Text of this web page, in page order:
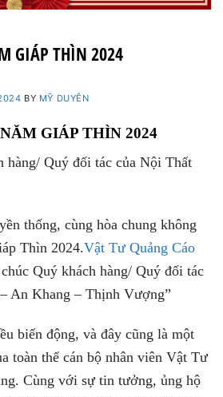
GIÁP THÌN 2024
BY MỸ DUYÊN
GIÁP THÌN 2024
hàng/ Quý đối tác của Nội Thất
thống, cùng hòa chung không
Thìn 2024.Vật Tư Quảng Cáo
Quý khách hàng/ Quý đối tác
An Khang – Thịnh Vượng”
biến động, và đây cũng là một
toàn thể cán bộ nhân viên Vật Tư
Cùng với sự tin tưởng, ủng hộ